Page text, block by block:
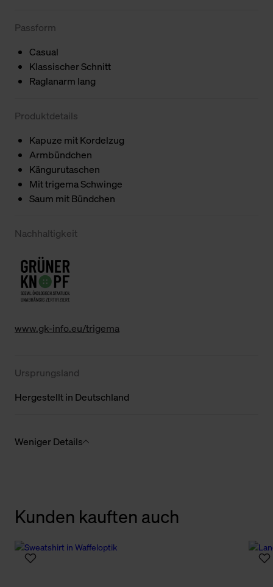
Passform
Casual
Klassischer Schnitt
Raglanarm lang
Produktdetails
Kapuze mit Kordelzug
Armbündchen
Kängurutaschen
Mit trigema Schwinge
Saum mit Bündchen
Nachhaltigkeit
www.gk-info.eu/trigema
Ursprungsland
Hergestellt in Deutschland
Weniger Details
Kunden kauften auch